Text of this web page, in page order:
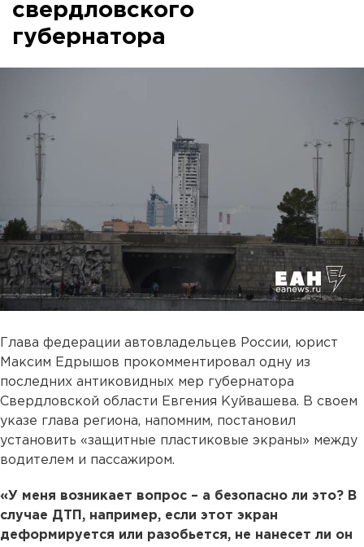
свердловского
губернатора
Глава федерации автовладельцев России, юрист
Максим Едрышов прокомментировал одну из
последних антиковидных мер губернатора
Свердловской области Евгения Куйвашева. В своем
указе глава региона, напомним, постановил
установить «защитные пластиковые экраны» между
водителем и пассажиром.
«У меня возникает вопрос – а безопасно ли это? В
случае ДТП, например, если этот экран
деформируется или разобьется, не нанесет ли он